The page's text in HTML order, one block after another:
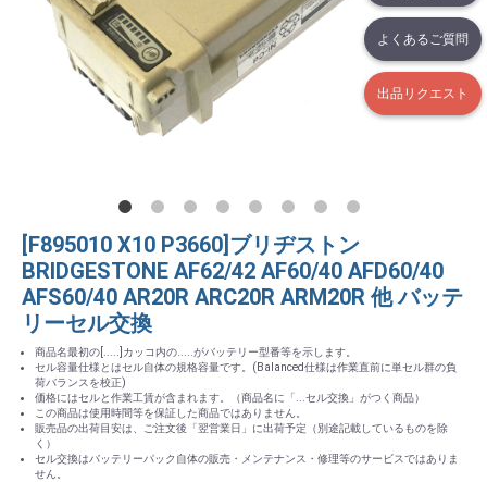
よくあるご質問
出品リクエスト
[F895010 X10 P3660]ブリヂストン
BRIDGESTONE AF62/42 AF60/40 AFD60/40
AFS60/40 AR20R ARC20R ARM20R 他 バッテ
リーセル交換
商品名最初の[.....]カッコ内の.....がバッテリー型番等を示します。
セル容量仕様とはセル自体の規格容量です。(Balanced仕様は作業直前に単セル群の負
荷バランスを校正)
価格にはセルと作業工賃が含まれます。（商品名に「...セル交換」がつく商品）
この商品は使用時間等を保証した商品ではありません。
販売品の出荷目安は、ご注文後「翌営業日」に出荷予定（別途記載しているものを除
く）
セル交換はバッテリーパック自体の販売・メンテナンス・修理等のサービスではありま
せん。